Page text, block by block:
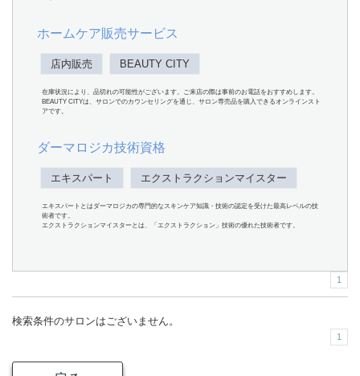
ホームケア販売サービス
店内販売 BEAUTY CITY
在庫状況により、品切れの可能性がございます。ご来店の際は事前のお電話をおすすめします。
BEAUTY CITYは、サロンでのカウンセリングを通じ、サロン専売品を購入できるオンラインスト
アです。
ダーマロジカ技術資格
エキスパート エクストラクションマイスター
エキスパートとはダーマロジカの専門的なスキンケア知識・技術の認定を受けた最高レベルの技
術者です。
エクストラクションマイスターとは、「エクストラクション」技術の優れた技術者です。
1
検索条件のサロンはございません。
1